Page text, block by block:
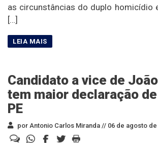
as circunstâncias do duplo homicídio
[…]
Candidato a vice de
tem maior declaração
PE
por Antonio Carlos Miranda // 06 de agosto de